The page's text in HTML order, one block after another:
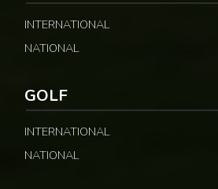
INTERNATIONAL
NATIONAL
GOLF
INTERNATIONAL
NATIONAL